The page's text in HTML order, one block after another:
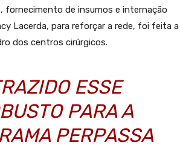
fornecimento de insumos e internação
Lacerda, para reforçar a rede, foi feita a
dos centros cirúrgicos.
ESSE
PARA A
PERPASSA